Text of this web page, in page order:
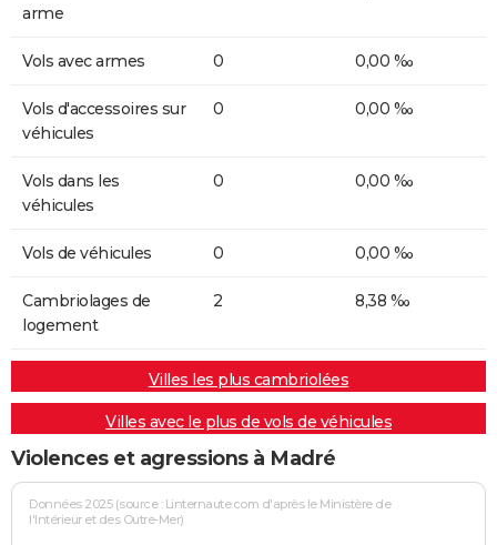
arme
Vols avec armes 0 0,00 ‰
Vols d'accessoires sur
véhicules
0 0,00 ‰
Vols dans les
véhicules
0 0,00 ‰
Vols de véhicules 0 0,00 ‰
Cambriolages de
logement
2 8,38 ‰
Villes les plus cambriolées
Villes avec le plus de vols de véhicules
Violences et agressions à Madré
Données 2025 (source : Linternaute.com d'après le Ministère de
l'Intérieur et des Outre-Mer)